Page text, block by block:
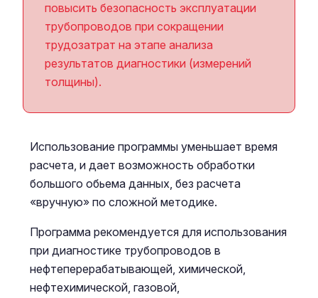
повысить безопасность эксплуатации
трубопроводов при сокращении
трудозатрат на этапе анализа
результатов диагностики (измерений
толщины).
Использование программы уменьшает время
расчета, и дает возможность обработки
большого обьема данных, без расчета
«вручную» по сложной методике.
Программа рекомендуется для использования
при диагностике трубопроводов в
нефтеперерабатывающей, химической,
нефтехимической, газовой,